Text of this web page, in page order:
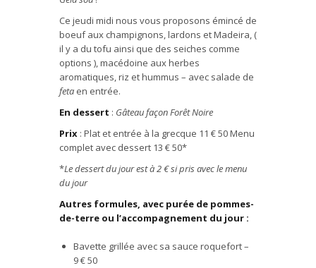
Ce jeudi midi nous vous proposons émincé de
boeuf aux champignons, lardons et Madeira, (
il y a du tofu ainsi que des seiches comme
options ), macédoine aux herbes
aromatiques, riz et hummus – avec salade de
feta en entrée.
En dessert : GâteaufaçonForêt Noire
Prix : Plat et entrée à la grecque 11 €50 Menu
complet avec dessert 13 €50*
*Le dessert du jour està2€ si pris avec le menu
du jour
Autres formules, avec purée de pommes-
de-terre ou l’accompagnement du jour :
Bavette grillée avec sa sauce roquefort –
9€50